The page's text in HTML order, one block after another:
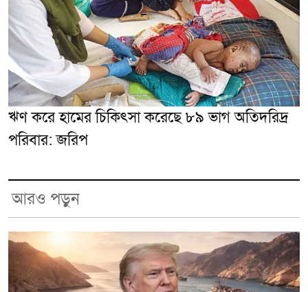
ঋণ করে হামের চিকিৎসা করেছে ৮৯ ভাগ অতিদরিদ্র
পরিবার: জরিপ
আরও পড়ুন